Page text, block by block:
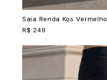
Saia Renda Kos Vermelho
R$ 249
LANÇAMENTO